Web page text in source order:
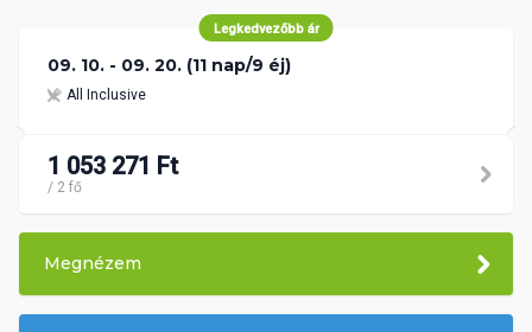
Legkedvezőbb ár
09. 10. - 09. 20. (11 nap/9 éj)
All Inclusive
1 053 271 Ft
/ 2 fő
Megnézem